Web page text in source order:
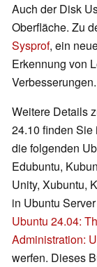
Auch der Disk
Oberfläche. Zu
Sysprof, ein
Erkennung von
Verbesserungen.
Weitere Details
24.10 finden Sie
die folgenden
Edubuntu,
Unity, Xubuntu,
in Ubuntu
Ubuntu 24.04:
Administration:
werfen. Dieses